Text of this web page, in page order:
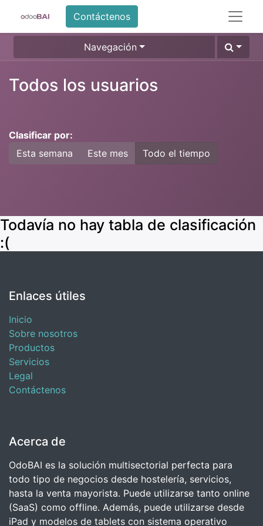
Contáctenos
Navegación
Todos los usuarios
Clasificar por:
Esta semana
Este mes Todo el tiempo
Todavía no hay tabla de clasificación
:(
Enlaces útiles
Inicio
Sobre nosotros
Productos
Servicios
Legal
Contáctenos
Acerca de
OdoBAI es la solución multisectorial perfecta para
todo tipo de negocios desde hostelería, servicios,
hasta la venta mayorista. Puede utilizarse tanto online
(SaaS) como offline. Además, puede utilizarse desde
iPad y modelos de tablets con sistema operativo